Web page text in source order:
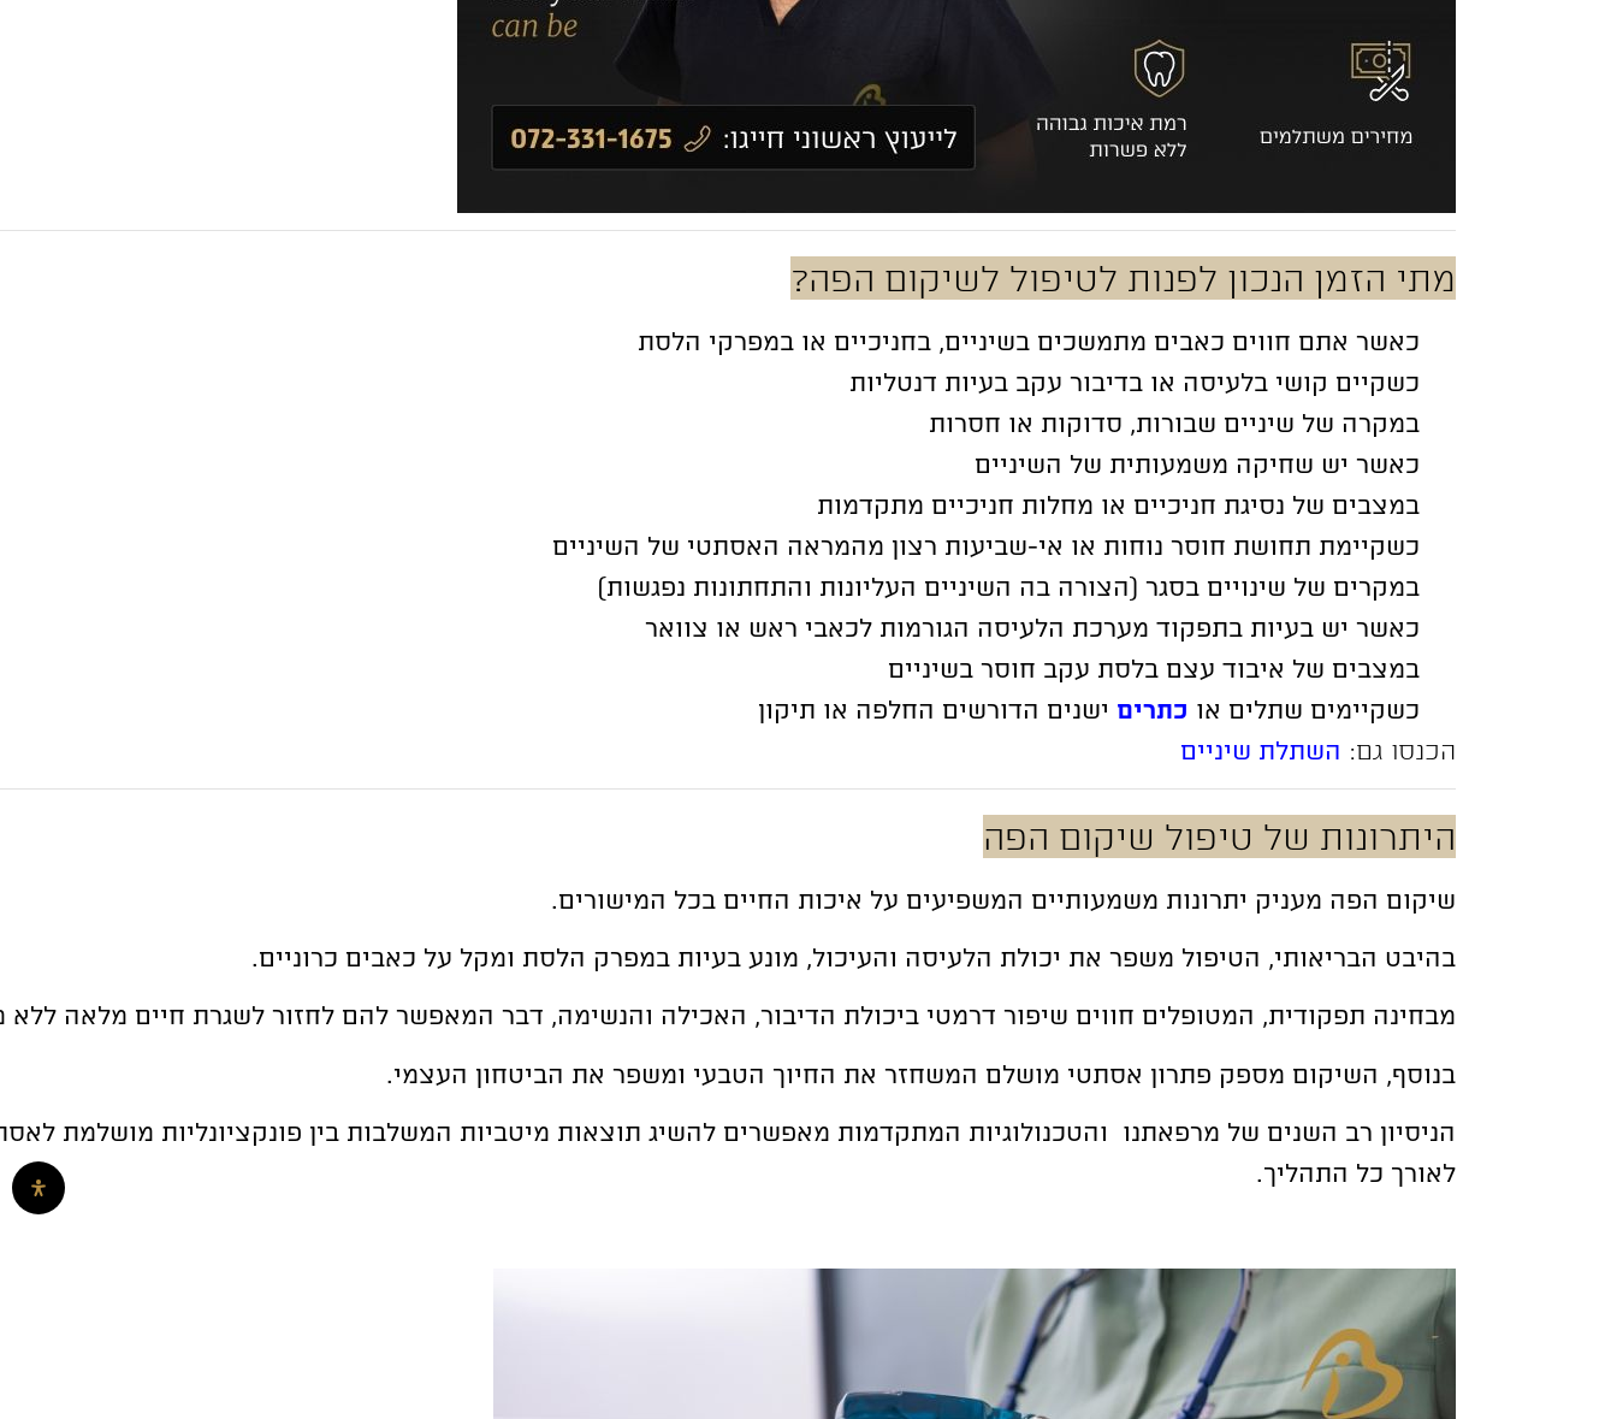
מתי הזמן הנכון לפנות לטיפול לשיקום הפה?
כאשר אתם חווים כאבים מתמשכים בשיניים, בחניכיים או במפרקי הלסת
כשקיים קושי בלעיסה או בדיבור עקב בעיות דנטליות
במקרה של שיניים שבורות, סדוקות או חסרות
כאשר יש שחיקה משמעותית של השיניים
במצבים של נסיגת חניכיים או מחלות חניכיים מתקדמות
כשקיימת תחושת חוסר נוחות או אי-שביעות רצון מהמראה האסתטי של השיניים
במקרים של שינויים בסגר (הצורה בה השיניים העליונות והתחתונות נפגשות)
כאשר יש בעיות בתפקוד מערכת הלעיסה הגורמות לכאבי ראש או צוואר
במצבים של איבוד עצם בלסת עקב חוסר בשיניים
כשקיימים שתלים או כתרים ישנים הדורשים החלפה או תיקון
הכנסו גם: השתלת שיניים
היתרונות של טיפול שיקום הפה
שיקום הפה מעניק יתרונות משמעותיים המשפיעים על איכות החיים בכל המישורים.
בהיבט הבריאותי, הטיפול משפר את יכולת הלעיסה והעיכול, מונע בעיות במפרק הלסת ומקל על כאבים כרוניים.
מבחינה תפקודית, המטופלים חווים שיפור דרמטי ביכולת הדיבור, האכילה והנשימה, דבר המאפשר להם לחזור לשגרת חיים מלאה ללא
בנוסף, השיקום מספק פתרון אסתטי מושלם המשחזר את החיוך הטבעי ומשפר את הביטחון העצמי.
הניסיון רב השנים של מרפאתנו והטכנולוגיות המתקדמות מאפשרים להשיג תוצאות מיטביות המשלבות בין פונקציונליות מושלמת
לאורך כל התהליך.